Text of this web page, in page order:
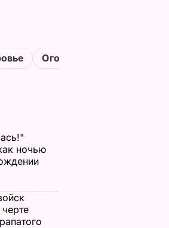
Огороды
ночью